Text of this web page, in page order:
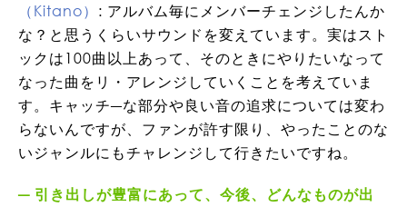
（Kitano） : アルバム毎にメンバーチェンジしたんか
な？と思うくらいサウンドを変えています。実はスト
ックは100曲以上あって、そのときにやりたいなって
なった曲をリ・アレンジしていくことを考えていま
す。キャッチ―な部分や良い音の追求については変わ
らないんですが、ファンが許す限り、やったことのな
いジャンルにもチャレンジして行きたいですね。
引き出しが豊富にあって、今後、どんなものが出